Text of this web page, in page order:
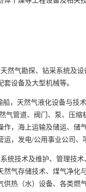
然气勘探、钻采系统及
设备及大型机械等。
，天然气液化设备与技
气管道、阀门、泵、压
作，海上运输及储运、储
运，发电/公用事业公司、
统技术及维护、管理技
然气存储技术、煤气净化
供热（水）设备、各类燃